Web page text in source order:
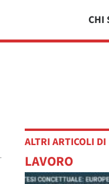
CHI
ALTRI ARTICOLI DI
LAVORO